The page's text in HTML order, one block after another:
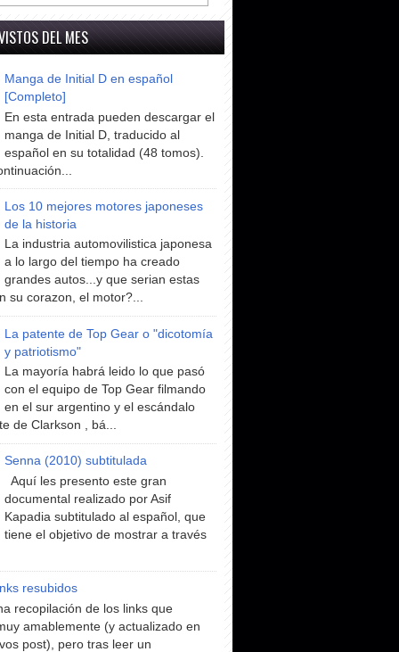
DEL MES
Manga de Initial D en español
[Completo]
En esta entrada pueden descargar el
manga de Initial D, traducido al
español en su totalidad (48 tomos).
Los 10 mejores motores japoneses
de la historia
La industria automovilistica japonesa
a lo largo del tiempo ha creado
grandes autos...y que serian estas
su corazon, el motor?...
La patente de Top Gear o "dicotomía
y patriotismo"
La mayoría habrá leido lo que pasó
con el equipo de Top Gear filmando
en el sur argentino y el escándalo
de Clarkson , bá...
Senna (2010) subtitulada
Aquí les presento este gran
documental realizado por Asif
Kapadia subtitulado al español, que
tiene el objetivo de mostrar a través
resubidos
recopilación de los links que
amablemente (y actualizado en
post), pero tras leer un